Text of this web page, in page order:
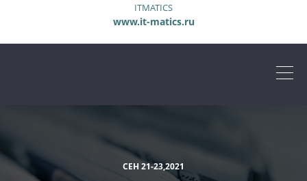
ITMATICS
www.it-matics.ru
СЕН 21-23,2021